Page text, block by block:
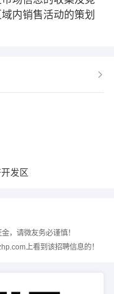
内销售活动的策划
发区
，请微友务必谨慎！
上看到该招聘信息的！